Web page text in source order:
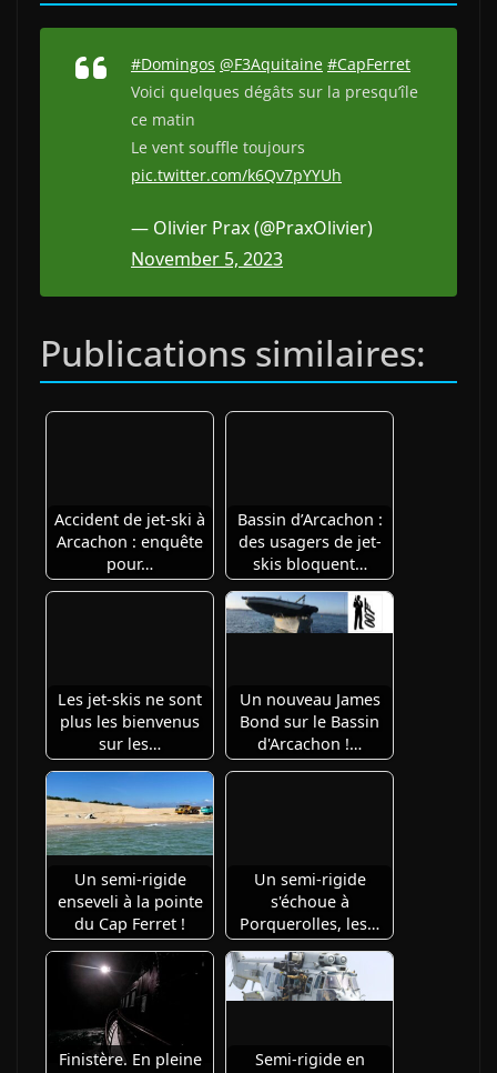
#Domingos @F3Aquitaine #CapFerret
Voici quelques dégâts sur la presqu’île
ce matin
Le vent souffle toujours
pic.twitter.com/k6Qv7pYYUh
— Olivier Prax (@PraxOlivier)
November 5, 2023
Publications similaires:
Accident de jet-ski à
Arcachon : enquête
pour…
Bassin d’Arcachon :
des usagers de jet-
skis bloquent…
Les jet-skis ne sont
plus les bienvenus
sur les…
Un nouveau James
Bond sur le Bassin
d'Arcachon !…
Un semi-rigide
enseveli à la pointe
du Cap Ferret !
Un semi-rigide
s'échoue à
Porquerolles, les…
Finistère. En pleine
Semi-rigide en